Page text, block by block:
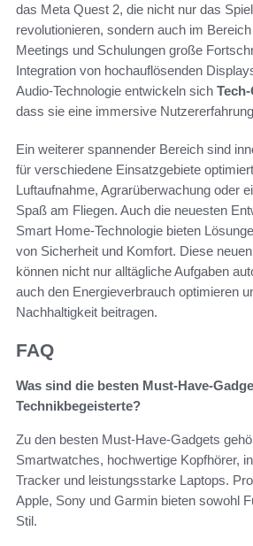
das Meta Quest 2, die nicht nur das
revolutionieren, sondern auch im
Meetings und Schulungen große
Integration von hochauflösenden
Audio-Technologie entwickeln sich
dass sie eine immersive
Ein weiterer spannender Bereich sind
für verschiedene Einsatzgebiete
Luftaufnahme, Agrarüberwachung oder
Spaß am Fliegen. Auch die neuesten
Smart Home-Technologie bieten
von Sicherheit und Komfort. Diese
können nicht nur alltägliche Aufgaben
auch den Energieverbrauch optimieren
Nachhaltigkeit beitragen.
FAQ
Was sind die besten Must-Have-
Technikbegeisterte?
Zu den besten Must-Have-Gadgets
Smartwatches, hochwertige Kopfhörer,
Tracker und leistungsstarke Laptops.
Apple, Sony und Garmin bieten sowohl
Stil.